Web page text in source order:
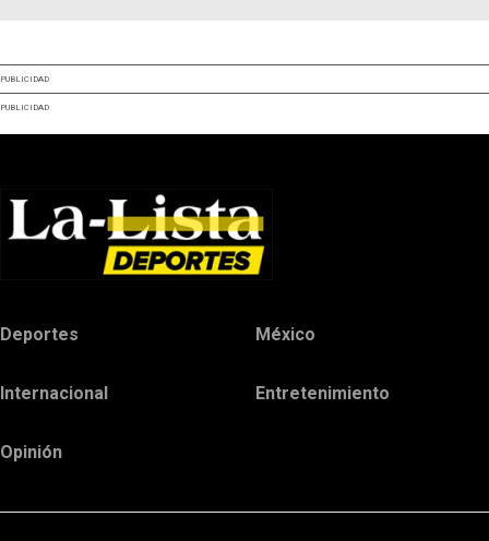
PUBLICIDAD
PUBLICIDAD
Deportes México
Internacional Entretenimiento
Opinión